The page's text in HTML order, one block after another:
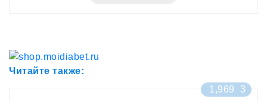
Читайте также:
1,969
3